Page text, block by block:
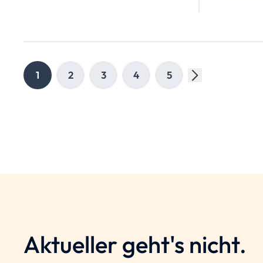
1 2 3 4 5
Aktueller geht's nicht.